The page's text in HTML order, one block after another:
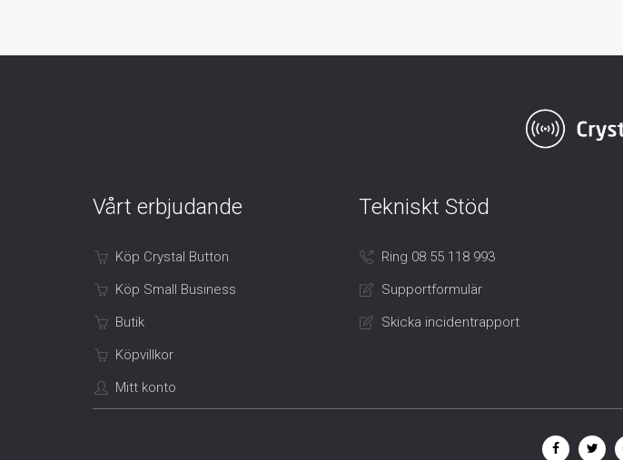
Vårt erbjudande
Köp Crystal Button
Köp Small Business
Butik
Köpvillkor
Mitt konto
Tekniskt Stöd
Ring 08 55 118 993
Supportformulär
Skicka incidentrapport